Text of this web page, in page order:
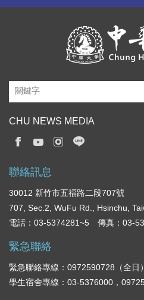
CHU NEWS MEDIA
聯絡訊息
30012 新竹市五福路二段707號
707, Sec.2, WuFu Rd., Hsinchu,
電話：03-5374281~5 傳真：03-
緊急聯絡
緊急聯絡專線：0972590728（全日）
學生宿舍專線：03-5376000，